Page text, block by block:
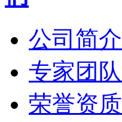
公司简介
专家团队
荣誉资质